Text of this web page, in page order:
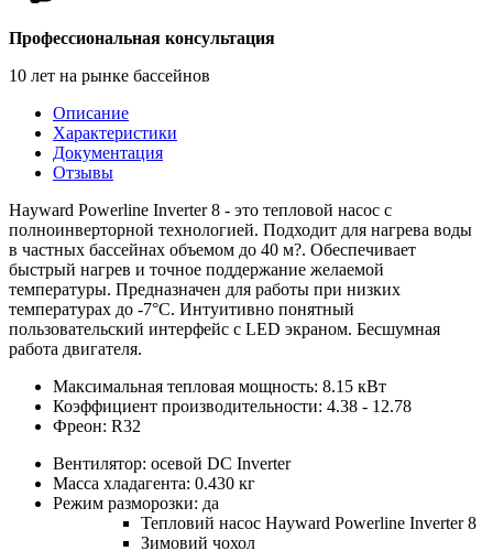
Профессиональная консультация
10 лет на рынке бассейнов
Описание
Характеристики
Документация
Отзывы
Hayward Powerline Inverter 8 - это тепловой насос с
полноинверторной технологией. Подходит для нагрева воды
в частных бассейнах объемом до 40 м?. Обеспечивает
быстрый нагрев и точное поддержание желаемой
температуры. Предназначен для работы при низких
температурах до -7°С. Интуитивно понятный
пользовательский интерфейс с LED экраном. Бесшумная
работа двигателя.
Максимальная тепловая мощность: 8.15 кВт
Коэффициент производительности: 4.38 - 12.78
Фреон: R32
Вентилятор: осевой DC Inverter
Масса хладагента: 0.430 кг
Режим разморозки: да
Тепловий насос Hayward Powerline Inverter 8
Зимовий чохол